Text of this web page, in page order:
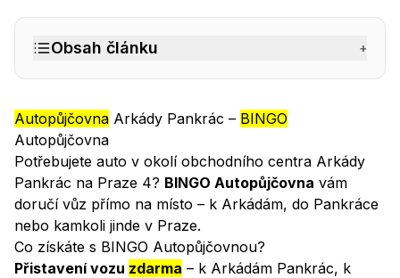
Obsah článku +
Autopůjčovna Arkády Pankrác – BINGO
Autopůjčovna
Potřebujete auto v okolí obchodního centra Arkády
Pankrác na Praze 4? BINGO Autopůjčovna vám
doručí vůz přímo na místo – k Arkádám, do Pankráce
nebo kamkoli jinde v Praze.
Co získáte s BINGO Autopůjčovnou?
Přistavení vozu zdarma – k Arkádám Pankrác, k